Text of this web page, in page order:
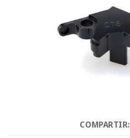
COMPARTIR: